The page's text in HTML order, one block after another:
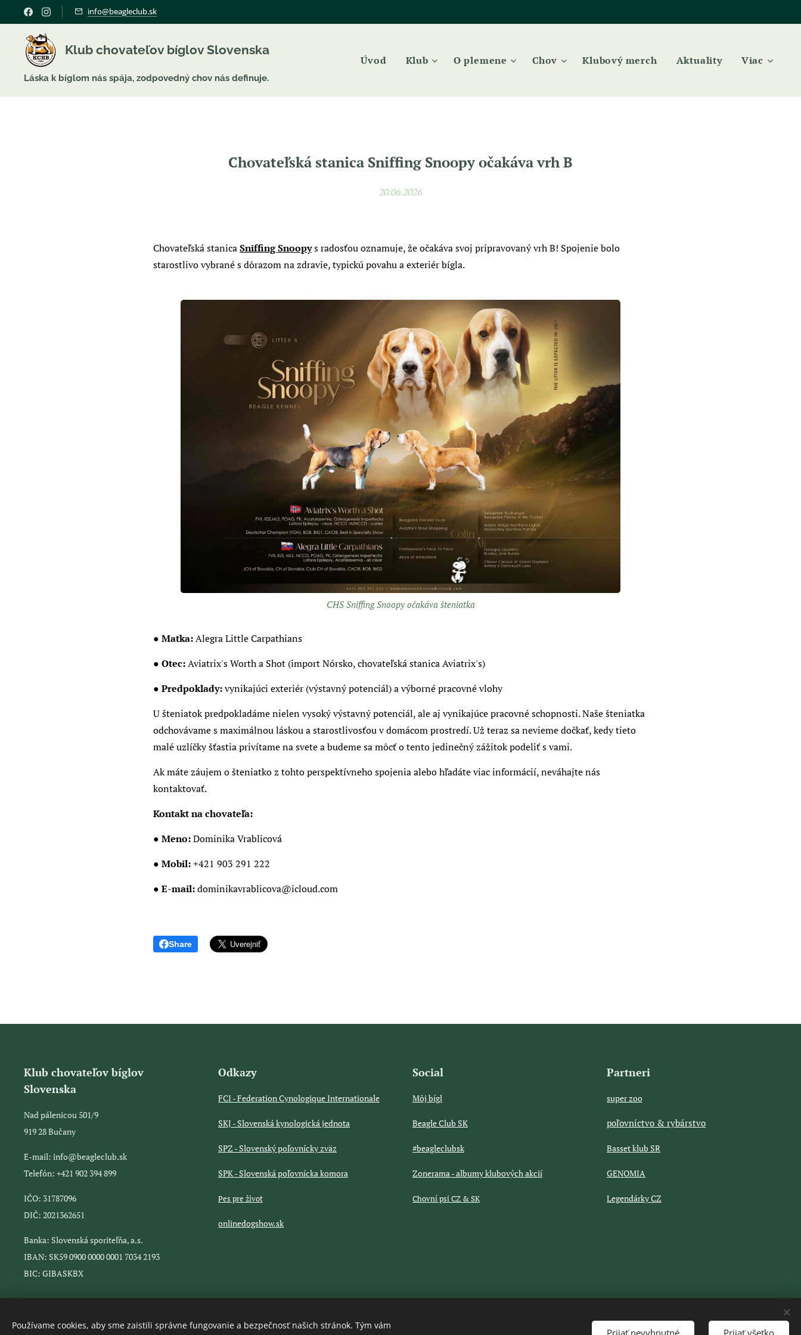
info@beagleclub.sk
Klub chovateľov bíglov Slovenska
Láska k bíglom nás spája, zodpovedný chov nás definuje.
Úvod Klub O plemene Chov Klubový merch Aktuality Viac
Chovateľská stanica Sniffing Snoopy očakáva vrh B
20.06.2026
Chovateľská stanicaSniffing Snoopys radosťou oznamuje, že očakáva svoj pripravovaný vrh B! Spojenie bolo
starostlivo vybrané s dôrazom na zdravie, typickú povahu a exteriér bígla.
CHS Sniffing Snoopy očakáva šteniatka
● Matka:Alegra Little Carpathians
● Otec:Aviatrix's Worth a Shot (import Nórsko, chovateľská stanica Aviatrix's)
● Predpoklady:vynikajúci exteriér (výstavný potenciál) a výborné pracovné vlohy
U šteniatok predpokladáme nielen vysoký výstavný potenciál, ale aj vynikajúce pracovné schopnosti. Naše šteniatka
odchovávame s maximálnou láskou a starostlivosťou v domácom prostredí. Už teraz sa nevieme dočkať, kedy tieto
malé uzlíčky šťastia privítame na svete a budeme sa môcť o tento jedinečný zážitok podeliť s vami.
Ak máte záujem o šteniatko z tohto perspektívneho spojenia alebo hľadáte viac informácií, neváhajte nás
kontaktovať.
Kontakt na chovateľa:
● Meno:Dominika Vrablicová
● Mobil:+421 903 291 222
● E-mail:dominikavrablicova@icloud.com
Share
Klub chovateľov bíglov
Slovenska
Nad pálenicou 501/9
919 28 Bučany
E-mail: info@beagleclub.sk
Telefón: +421 902 394 899
IČO: 31787096
DIČ: 2021362651
Banka: Slovenská sporiteľňa, a.s.
IBAN: SK59 0900 0000 0001 7034 2193
BIC: GIBASKBX
Odkazy
FCI - Federation Cynologique Internationale
SKJ - Slovenská kynologická jednota
SPZ - Slovenský poľovnícky zväz
SPK - Slovenská poľovnícka komora
Pes pre život
onlinedogshow.sk
Social
Môj bígl
Beagle Club SK
#beagleclubsk
Zonerama - albumy klubových akcií
Chovní psi CZ & SK
Partneri
super zoo
poľovníctvo & rybárstvo
Basset klub SR
GENOMIA
Legendárky CZ
Používame cookies, aby sme zaistili správne fungovanie a bezpečnosť našich stránok. Tým vám
Prijať nevyhnutné Prijať všetko